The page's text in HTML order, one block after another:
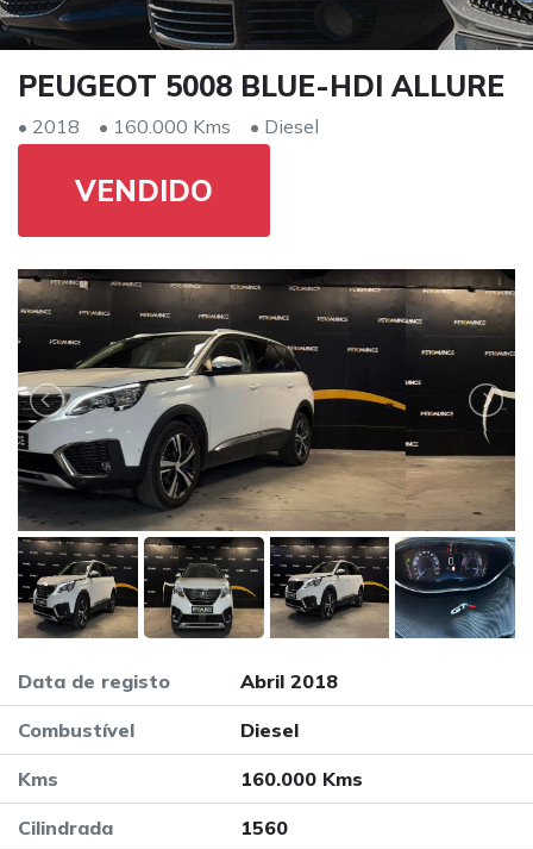
PEUGEOT 5008 BLUE-HDI ALLURE
• 2018 • 160.000 Kms • Diesel
VENDIDO
Data de registo Abril 2018
Combustível Diesel
Kms 160.000 Kms
Cilindrada 1560